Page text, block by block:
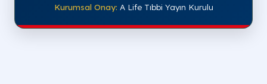
Kurumsal Onay: A Life Tıbbi Yayın Kurulu